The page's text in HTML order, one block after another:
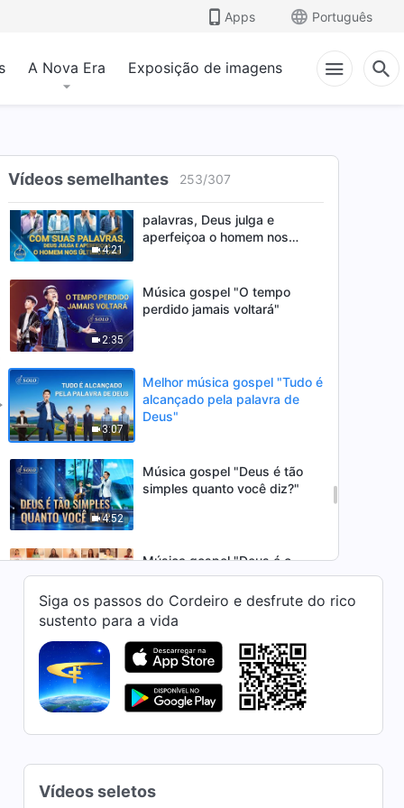
Apps Português
A Nova Era Exposição de imagens
Vídeos semelhantes 253/307
5:17
Música gospel "Siga as
4:21
Música gospel "Com Suas
palavras, Deus julga e
aperfeiçoa o homem nos
2:35
Música gospel "O tempo
perdido jamais voltará"
3:07
Melhor música gospel "Tudo é
alcançado pela palavra de
Deus"
4:52
Música gospel "Deus é tão
simples quanto você diz?"
3:51
Música gospel "Deus é o
Princípio e o Fim"
4:17
Musica e louvore "A glória de
Deus brilha do Oriente"
3:52
Música gospel "Entregue seu
Siga os passos do Cordeiro e desfrute do rico
sustento para a vida
Vídeos seletos